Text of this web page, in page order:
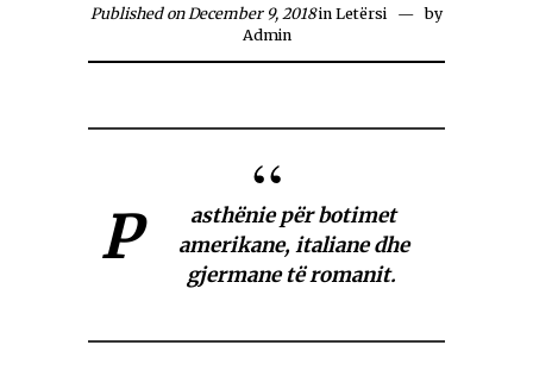
Published on December 9, 2018 in Letërsi
by
Admin
P
asthënie për botimet
amerikane, italiane dhe
gjermane të romanit.